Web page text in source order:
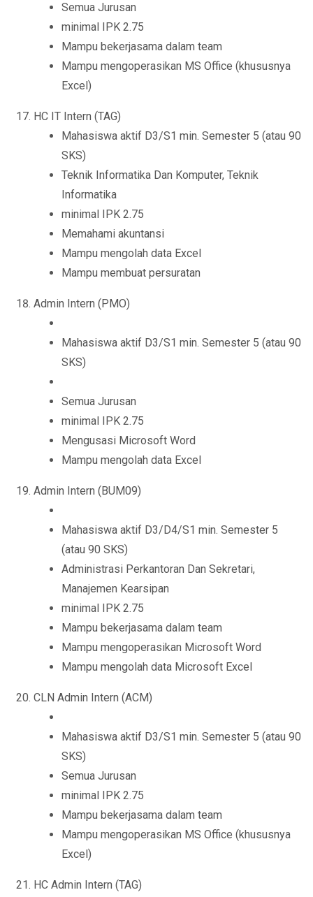
Semua Jurusan
minimal IPK 2.75
Mampu bekerjasama dalam team
Mampu mengoperasikan MS Office (khususnya
Excel)
HC IT Intern (TAG)
Mahasiswa aktif D3/S1 min. Semester 5 (atau 90
SKS)
Teknik Informatika Dan Komputer, Teknik
Informatika
minimal IPK 2.75
Memahami akuntansi
Mampu mengolah data Excel
Mampu membuat persuratan
Admin Intern (PMO)
Mahasiswa aktif D3/S1 min. Semester 5 (atau 90
SKS)
Semua Jurusan
minimal IPK 2.75
Mengusasi Microsoft Word
Mampu mengolah data Excel
Admin Intern (BUM09)
Mahasiswa aktif D3/D4/S1 min. Semester 5
(atau 90 SKS)
Administrasi Perkantoran Dan Sekretari,
Manajemen Kearsipan
minimal IPK 2.75
Mampu bekerjasama dalam team
Mampu mengoperasikan Microsoft Word
Mampu mengolah data Microsoft Excel
CLN Admin Intern (ACM)
Mahasiswa aktif D3/S1 min. Semester 5 (atau 90
SKS)
Semua Jurusan
minimal IPK 2.75
Mampu bekerjasama dalam team
Mampu mengoperasikan MS Office (khususnya
Excel)
HC Admin Intern (TAG)